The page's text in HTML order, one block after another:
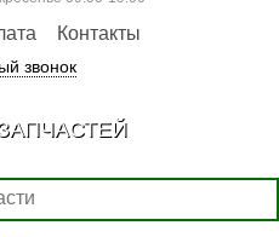
Контакты
звонок